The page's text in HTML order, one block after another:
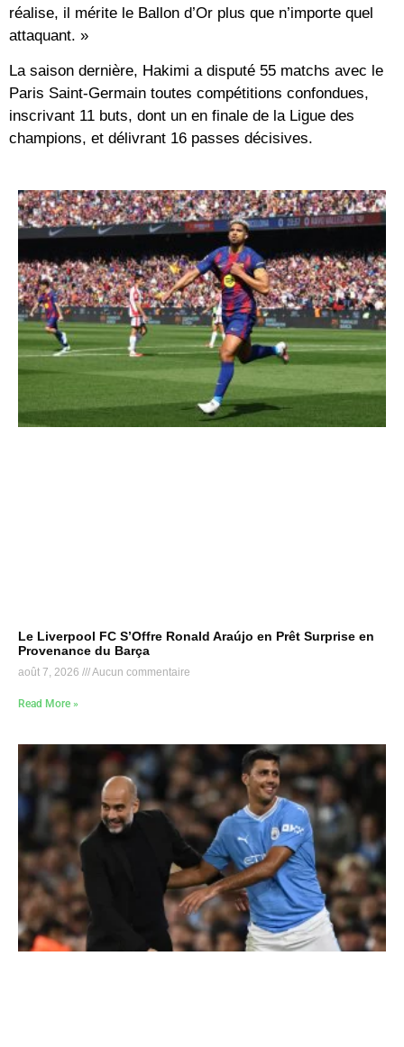
réalise, il mérite le Ballon d’Or plus que n’importe quel
attaquant. »
La saison dernière, Hakimi a disputé 55 matchs avec le
Paris Saint-Germain toutes compétitions confondues,
inscrivant 11 buts, dont un en finale de la Ligue des
champions, et délivrant 16 passes décisives.
Le Liverpool FC S’Offre Ronald Araújo en Prêt Surprise en
Provenance du Barça
août 7, 2026 Aucun commentaire
Read More »